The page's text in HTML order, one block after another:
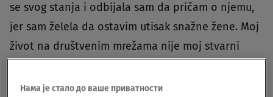
se svog stanja i odbijala sam da pričam o njemu,
jer sam želela da ostavim utisak snažne žene. Moj
život na društvenim mrežama nije moj stvarni
krila se jedna velika tajna, ali nisam želela da ljudi
Нама је стало до ваше приватности